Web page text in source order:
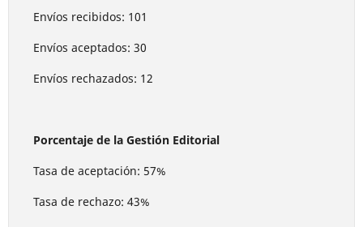
Envíos recibidos: 101
Envíos aceptados: 30
Envíos rechazados: 12
Porcentaje de la Gestión Editorial
Tasa de aceptación: 57%
Tasa de rechazo: 43%